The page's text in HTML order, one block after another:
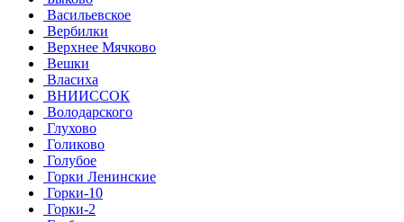
Васильевское
Вербилки
Верхнее Мячково
Вешки
Власиха
ВНИИССОК
Володарского
Глухово
Голиково
Голубое
Горки Ленинские
Горки-10
Горки-2